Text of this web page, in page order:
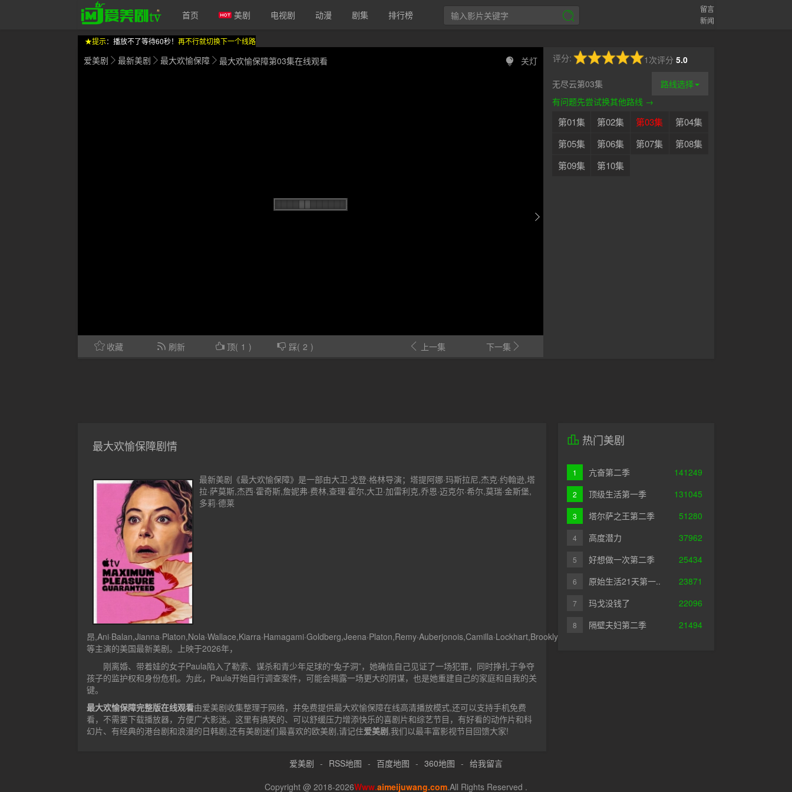
爱美剧
首页 美剧 电视剧 动漫 剧集 排行榜
留言
新闻
★提示：播放不了等待60秒！ 再不行就切换下一个线路
爱美剧 最新美剧 最大欢愉保障 最大欢愉保障第03集在线观看 关灯
收藏 刷新 顶( 1 ) 踩( 2 ) 上一集 下一集
评分: 5.0
1次评分
路线选择
无尽云第03集
有问题先尝试换其他路线 →
第01集 第02集 第03集
第04集
第05集
第06集 第07集
第08集
第09集
第10集
最大欢愉保障剧情
最新美剧《最大欢愉保障》是一部由大卫·戈登·格林导演；塔提阿娜·玛斯拉尼,杰克·约翰逊,塔
拉·萨莫斯,杰西·霍奇斯,詹妮弗·费林,查理·霍尔,大卫·加雷利克,乔恩·迈克尔·希尔,莫瑞·金斯堡,
多莉·德莱
昂,Ani·Balan,Jianna·Platon,Nola·Wallace,Kiarra·Hamagami·Goldberg,Jeena·Platon,Remy·Auberjonois,Camilla·Lockhart,Brooklyn·Sobel,
等主演的美国最新美剧。上映于2026年，
刚离婚、带着娃的女子Paula陷入了勒索、谋杀和青少年足球的“兔子洞”，她确信自己见证了一场犯罪，同时挣扎于争夺
孩子的监护权和身份危机。为此，Paula开始自行调查案件，可能会揭露一场更大的阴谋，也是她重建自己的家庭和自我的关
键。
最大欢愉保障完整版在线观看由爱美剧收集整理于网络，并免费提供最大欢愉保障在线高清播放模式,还可以支持手机免费
看，不需要下载播放器，方便广大影迷。这里有搞笑的、可以舒缓压力增添快乐的喜剧片和综艺节目，有好看的动作片和科
幻片、有经典的港台剧和浪漫的日韩剧,还有美剧迷们最喜欢的欧美剧,请记住爱美剧,我们以最丰富影视节目回馈大家!
热门美剧
1 亢奋第二季 141249
2 顶级生活第一季 131045
3 塔尔萨之王第二季 51280
4 高度潜力 37962
5 好想做一次第二季 25434
6 原始生活21天第一.. 23871
7 玛戈没钱了 22096
8 隔壁夫妇第二季 21494
爱美剧 - RSS地图 - 百度地图 - 360地图 - 给我留言
Copyright @ 2018-2026Www.aimeijuwang.com.All Rights Reserved .